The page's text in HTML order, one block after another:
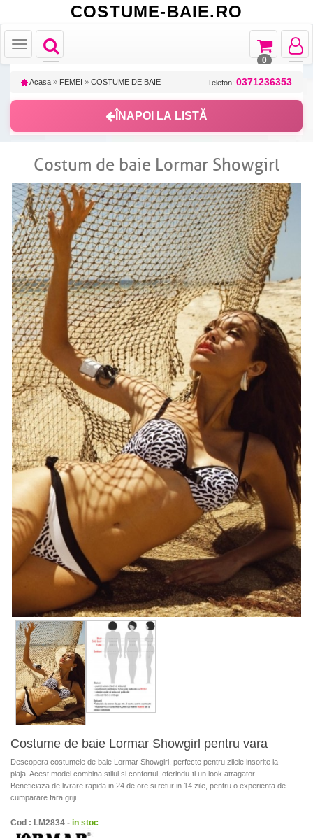
COSTUME-BAIE.RO
Toggle
navigation
Toggle
navigation
Toggle
Toggle
navigation
0
Acasa » FEMEI » COSTUME DE BAIE Telefon: 0371236353
ÎNAPOI LA LISTĂ
Costum de baie Lormar Showgirl
Costume de baie Lormar Showgirl pentru vara
Descopera costumele de baie Lormar Showgirl, perfecte pentru zilele insorite la
plaja. Acest model combina stilul si confortul, oferindu-ti un look atragator.
Beneficiaza de livrare rapida in 24 de ore si retur in 14 zile, pentru o experienta de
cumparare fara griji.
Cod : LM2834 - in stoc